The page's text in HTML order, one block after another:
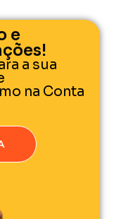
e
a sua
na Conta